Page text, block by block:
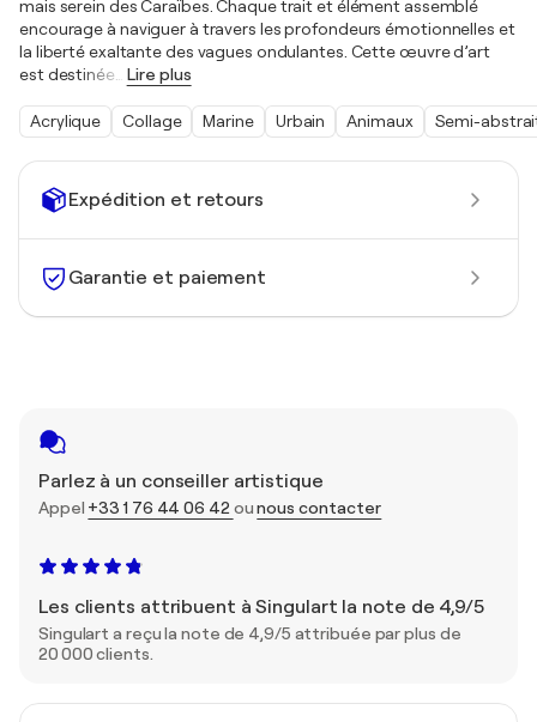
Expédition et retours
Garantie et paiement
Parlez à un conseiller artistique
Appel +33 1 76 44 06 42ounous contacter
Les clients attribuent à Singulart la note de 4,9/5
Singulart a reçu la note de 4,9/5 attribuée par plus de
20 000 clients.
mais serein des Caraïbes. Chaque trait et élément assemblé
encourage à naviguer à travers les profondeurs émotionnelles et
la liberté exaltante des vagues ondulantes. Cette œuvre d’art
est destinée… Lire plus
Acrylique Collage Marine Urbain Animaux Semi-